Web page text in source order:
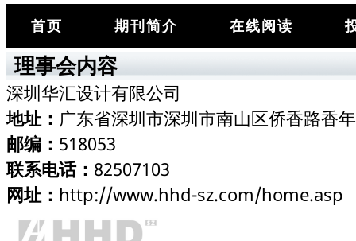
首页 期刊简介 在线阅读
理事会内容
深圳华汇设计有限公司
地址： 广东省深圳市深圳市南山区侨香路香
邮编： 518053
联系电话： 82507103
网址： http://www.hhd-sz.com/home.asp